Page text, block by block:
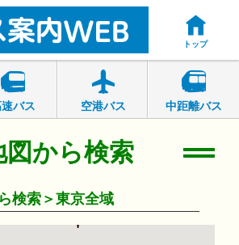
トップ
バス 空港バス 中距離バス
図から検索
検索＞東京全域